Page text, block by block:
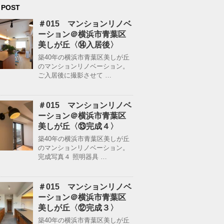
＃015 マンションリノベ
ーション＠横浜市青葉区
美しが丘〈⑭入居後〉
築40年の横浜市青葉区美しが丘
のマンションリノベーション。
ご入居後に撮影させて …
＃015 マンションリノベ
ーション＠横浜市青葉区
美しが丘〈⑬完成４〉
築40年の横浜市青葉区美しが丘
のマンションリノベーション。
完成写真４ 照明器具 …
＃015 マンションリノベ
ーション＠横浜市青葉区
美しが丘〈⑫完成３〉
築40年の横浜市青葉区美しが丘